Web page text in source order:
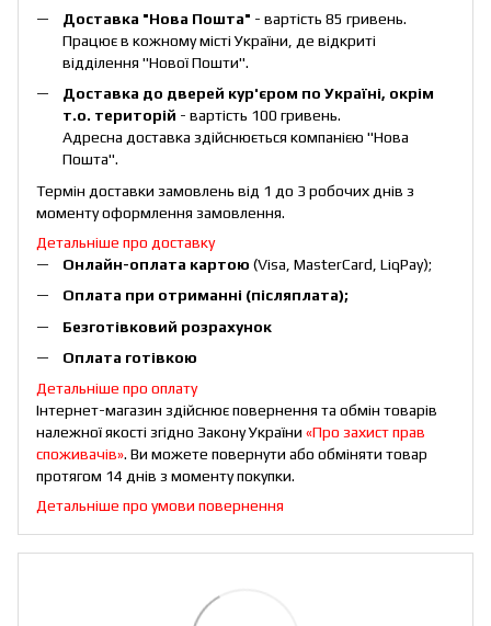
Доставка "Нова Пошта" - вартість 85 гривень.
Працює в кожному місті України, де відкриті
відділення "Нової Пошти".
Доставка до дверей кур'єром по Україні, окрім
т.о. територій - вартість 100 гривень.
Адресна доставка здійснюється компанією "Нова
Пошта".
Термін доставки замовлень від 1 до 3 робочих днів з
моменту оформлення замовлення.
Детальніше про доставку
Онлайн-оплата картою (Visa, MasterCard, LiqPay);
Оплата при отриманні (післяплата);
Безготівковий розрахунок
Оплата готівкою
Детальніше про оплату
Інтернет-магазин здійснює повернення та обмін товарів
належної якості згідно Закону України «Про захист прав
споживачів». Ви можете повернути або обміняти товар
протягом 14 днів з моменту покупки.
Детальніше про умови повернення